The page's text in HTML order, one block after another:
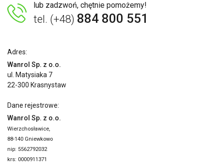
lub zadzwoń, chętnie pomożemy!
tel. (+48) 884 800 551
Adres:
Wanrol Sp. z o.o.
ul. Matysiaka 7
22-300 Krasnystaw
Dane rejestrowe:
Wanrol Sp. z o.o.
Wierzchosławice,
88-140 Gniewkowo
nip: 5562792032
krs: 0000911371